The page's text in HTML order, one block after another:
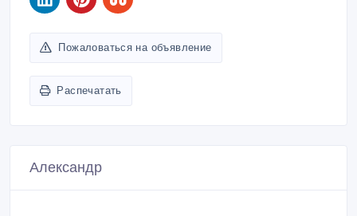
Пожаловаться на объявление
Распечатать
Александр